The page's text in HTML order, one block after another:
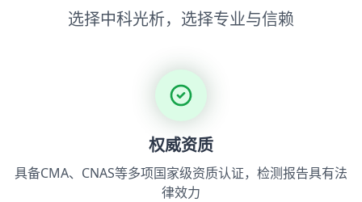
选择中科光析，选择专业与信赖
权威资质
具备CMA、CNAS等多项国家级资质认证，检测报告具有法
律效力